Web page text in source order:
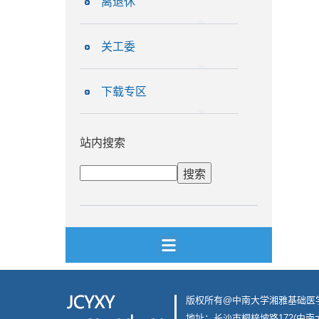
关工委
下载专区
站内搜索
版权所有@中南大学湘雅基础医